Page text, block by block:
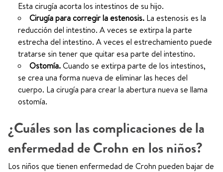
Esta cirugía acorta los intestinos de su hijo.
Cirugía para corregir la estenosis. La estenosis es la
reducción del intestino. A veces se extirpa la parte
estrecha del intestino. A veces el estrechamiento puede
tratarse sin tener que quitar esa parte del intestino.
Ostomía.Cuando se extirpa parte de los intestinos,
se crea una forma nueva de eliminar las heces del
cuerpo. La cirugía para crear la abertura nueva se llama
ostomía.
¿Cuáles son las complicaciones de la
enfermedad de Crohn en los niños?
Los niños que tienen enfermedad de Crohn pueden bajar de